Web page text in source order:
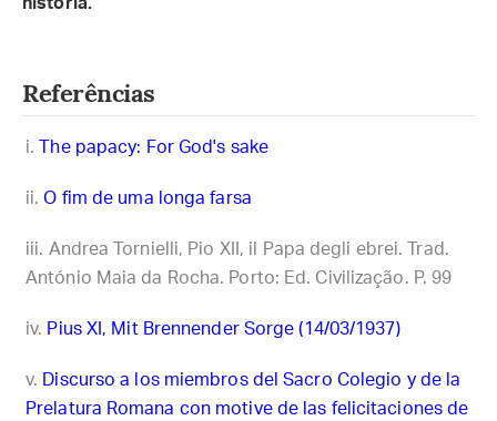
Referências
The papacy: For God's sake
O fim de uma longa farsa
Andrea Tornielli, Pio XII, il Papa degli ebrei. Trad.
António Maia da Rocha. Porto: Ed. Civilização. P. 99
Pius XI, Mit Brennender Sorge (14/03/1937)
Discurso a los miembros del Sacro Colegio y de la
Prelatura Romana con motive de las felicitaciones de